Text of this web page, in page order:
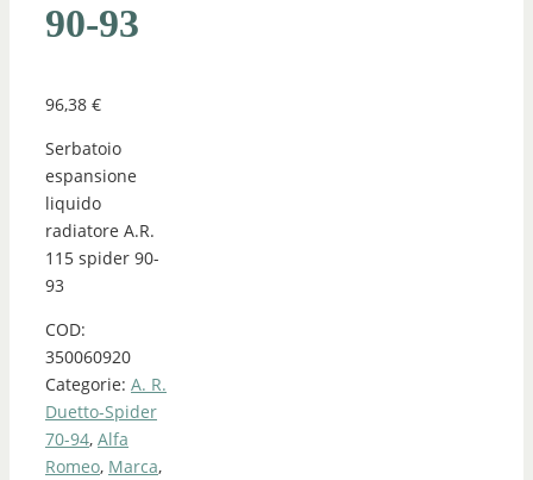
90-93
96,38 €
Serbatoio
espansione
liquido
radiatore A.R.
115 spider 90-
93
COD:
350060920
Categorie: A. R.
Duetto-Spider
70-94, Alfa
Romeo, Marca,